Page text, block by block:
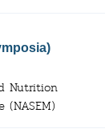
Nutrition